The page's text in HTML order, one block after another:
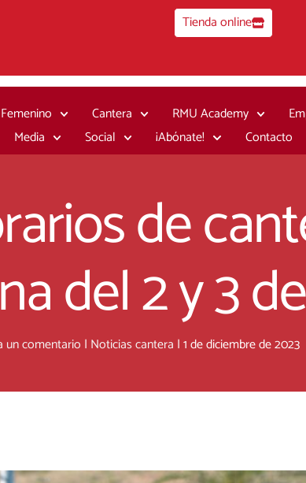
Tienda online
Femenino Cantera RMU Academy
Media Social ¡Abónate! Contacto
de
del 2 y 3
un comentario | Noticias cantera |1 de diciembre de 2023